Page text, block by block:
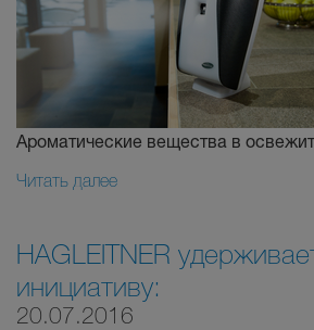
Ароматические вещества в
Читать далее
HAGLEITNER
инициативу:
20.07.2016